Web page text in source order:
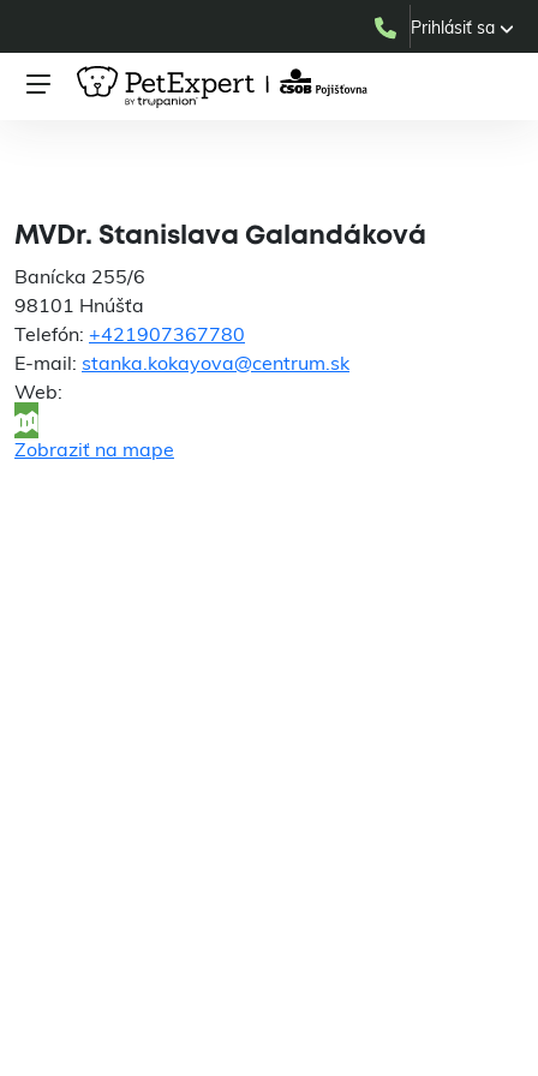
Prihlásiť sa
MVDr. Stanislava Galandáková
Banícka 255/6
98101 Hnúšťa
Telefón: +421907367780
E-mail: stanka.kokayova@centrum.sk
Web:
Zobraziť na mape